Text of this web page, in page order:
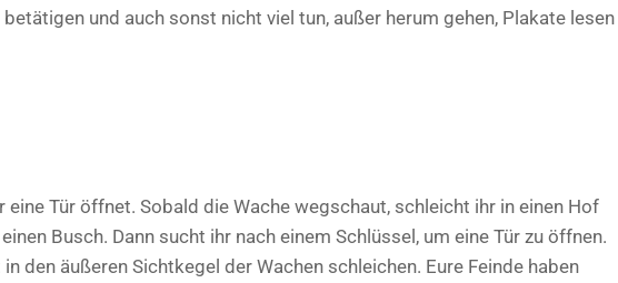
und auch sonst nicht viel tun, außer herum gehen, Plakate lesen
eine Tür öffnet. Sobald die Wache wegschaut, schleicht ihr in einen Hof
Busch. Dann sucht ihr nach einem Schlüssel, um eine Tür zu öffnen.
den äußeren Sichtkegel der Wachen schleichen. Eure Feinde haben